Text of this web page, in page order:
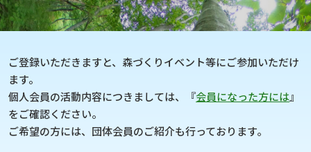
森づくりに参加する
ご登録いただきますと、森づくりイベント等にご参加いただけ
ます。
個人会員の活動内容につきましては、『会員になった方には』
をご確認ください。
ご希望の方には、団体会員のご紹介も行っております。